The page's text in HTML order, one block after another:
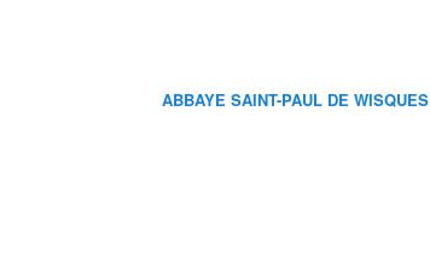
ABBAYE SAINT-PAUL DE WISQUES